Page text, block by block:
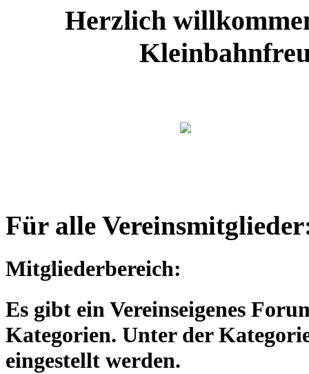
Herzlich
Für alle
Mitgliederbereich:
Es gibt ein Vereinseigenes
Kategorien. Unter der
eingestellt werden.